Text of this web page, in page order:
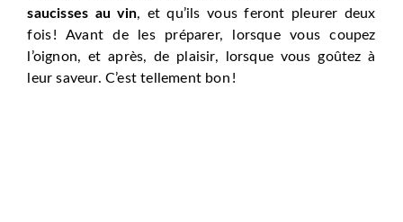
saucisses au vin, et qu’ils vous feront pleurer deux
fois ! Avant de les préparer, lorsque vous coupez
l’oignon, et après, de plaisir, lorsque vous goûtez à
leur saveur. C’est tellement bon !